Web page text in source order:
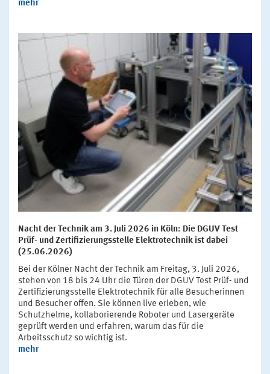
mehr
Nacht der Technik am 3. Juli 2026 in Köln: Die DGUV Test
Prüf- und Zertifizierungsstelle Elektrotechnik ist dabei
(25.06.2026)
Bei der Kölner Nacht der Technik am Freitag, 3. Juli 2026,
stehen von 18 bis 24 Uhr die Türen der DGUV Test Prüf- und
Zertifizierungsstelle Elektrotechnik für alle Besucherinnen
und Besucher offen. Sie können live erleben, wie
Schutzhelme, kollaborierende Roboter und Lasergeräte
geprüft werden und erfahren, warum das für die
Arbeitsschutz so wichtig ist.
mehr